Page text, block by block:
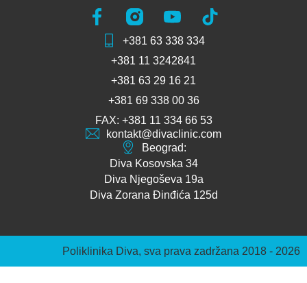
+381 63 338 334
+381 11 3242841
+381 63 29 16 21
+381 69 338 00 36
FAX: +381 11 334 66 53
kontakt@divaclinic.com
Beograd:
Diva Kosovska 34
Diva Njegoševa 19a
Diva Zorana Đinđića 125d
Poliklinika Diva, sva prava zadržana 2018 - 2026